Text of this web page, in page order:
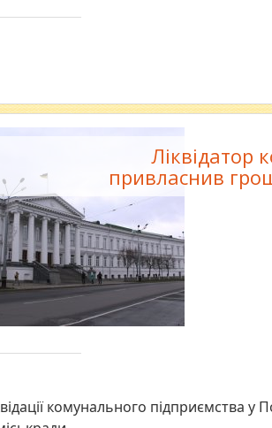
Ліквідатор
привласнив
комунального підприємства у